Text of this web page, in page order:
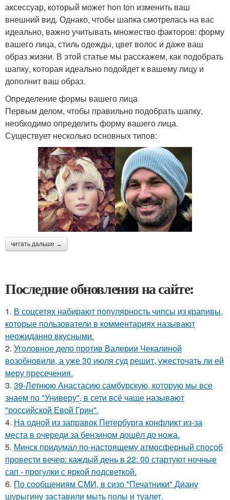
аксессуар, который может hon ton изменить ваш
внешний вид. Однако, чтобы шапка смотрелась на вас
идеально, важно учитывать множество факторов: форму
вашего лица, стиль одежды, цвет волос и даже ваш
образ жизни. В этой статье мы расскажем, как подобрать
шапку, которая идеально подойдет к вашему лицу и
дополнит ваш образ.
Определение формы вашего лица
Первым делом, чтобы правильно подобрать шапку,
необходимо определить форму вашего лица.
Существует несколько основных типов:
читать дальше →
Последние обновления на сайте:
1. В соцсетях набирают популярность чипсы из крапивы,
которые пользователи в комментариях называют
неожиданно вкусными.
2. Уголовное дело против Валерии Чекалиной
возобновили, а уже 30 июля суд решит, ужесточать ли ей
меру пресечения.
3. 39-Летнюю Анастасию самбурскую, которую мы все
знаем по "Универу", в сети всё чаще называют
"российской Евой Грин".
4. На одной из заправок Петербурга конфликт из-за
места в очереди за бензином дошёл до ножа.
5. Минск придумал по-настоящему атмосферный способ
провести вечер: каждый день в 22: 00 стартуют ночные
сап - прогулки с яркой подсветкой.
6. По сообщениям СМИ, в сизо "Печатники" Диану
шурыгину заставили мыть полы и туалет.